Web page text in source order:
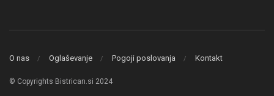
O nas Oglaševanje Pogoji poslovanja Kontakt
© Copyrights Bistrican.si 2024